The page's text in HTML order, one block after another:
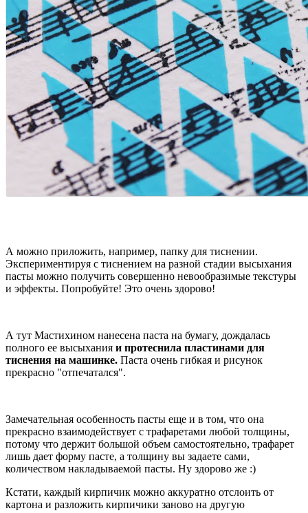
А можно приложить, например, папку для тиснении.
Экспериментируя с тиснением на разной стадии высыхания
пасты можно получить совершенно невообразимые текстуры
и эффекты. Попробуйте! Это очень здорово!
А тут Мастихином нанесена паста на бумагу, дождалась
полного ее высыхания и протеснила пластинами для
тиснения на машинке. Паста очень гибкая и рисунок
прекрасно "отпечатался".
Замечательная особенность пасты еще и в том, что она
прекрасно взаимодействует с трафаретами любой толщины,
потому что держит большой объем самостоятельно, трафарет
лишь дает форму пасте, а толщину вы задаете сами,
количеством накладываемой пасты. Ну здорово же :)
Кстати, каждый кирпичик можно аккуратно отслоить от
картона и разложить кирпичики заново на другую